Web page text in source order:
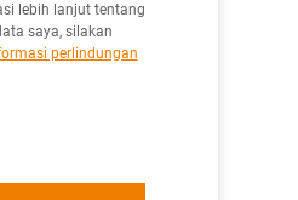
lebih lanjut tentang
saya, silakan
perlindungan